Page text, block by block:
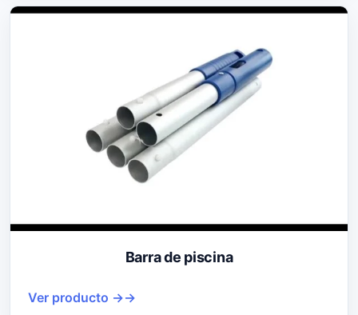
Barra de piscina
Ver producto →